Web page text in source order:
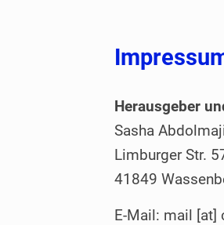
Herausgeber
Sasha
Limburger Str.
41849
E-Mail: mail [at]